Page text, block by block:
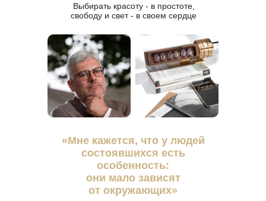
«Мне кажется, что у людей
состоявшихся есть
особенность:
они мало зависят
от окружающих»
Выбирать красоту - в простоте,
свободу и свет - в своем сердце